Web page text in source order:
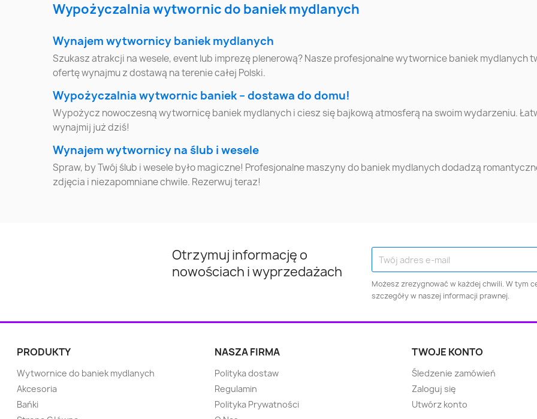
Jaworzno Jastrzębie-Zdrój
Suwałki
Śląskie
Będzin Leszno Łomża Zamość Chełm
Zabrze Bytom
Bochnia Brzeg
Strzelce Opolskie Luboń Bielawa
Oleśnica
Grodzisk
Aleksandrów
Nowy Dwór
Mazowiecki
Siedlce
Wypożyczalnia wytwornic do baniek mydlanych
Wynajem wytwornicy baniek mydlanych
Szukasz atrakcji na wesele, event lub imprezę plenerową? Nasze profesjonalne wytwornice baniek
ofertę wynajmu z dostawą na terenie całej Polski.
Wypożyczalnia wytwornic baniek – dostawa do domu!
Wypożycz nowoczesną wytwornicę baniek mydlanych i ciesz się bajkową atmosferą na swoim wydarzeniu.
wynajmij już dziś!
Wynajem wytwornicy na ślub i wesele
Spraw, by Twój ślub i wesele było magiczne! Profesjonalne maszyny do baniek mydlanych dodadzą
zdjęcia i niezapomniane chwile. Rezerwuj teraz!
Otrzymuj informację o
nowościach i wyprzedażach
Możesz zrezygnować w każdej chwili. W tym
szczegóły w naszej informacji prawnej.
PRODUKTY
Wytwornice do baniek mydlanych
Akcesoria
Bańki
NASZA FIRMA
Polityka dostaw
Regulamin
Polityka Prywatności
TWOJE KONTO
Śledzenie zamówień
Zaloguj się
Utwórz konto